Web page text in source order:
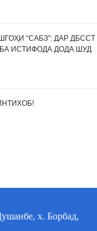
“САБЗ”: ДАР ДБССТ
БА ИСТИФОДА ДОДА ШУД
х. Борбад,